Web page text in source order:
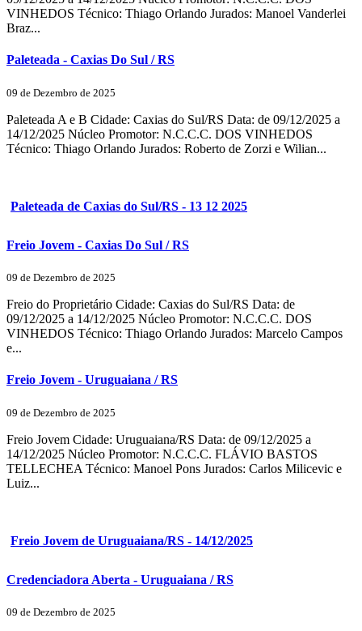
VINHEDOS Técnico: Thiago Orlando Jurados: Manoel Vanderlei
Braz...
Paleteada - Caxias Do Sul / RS
09 de Dezembro de 2025
Paleteada A e B Cidade: Caxias do Sul/RS Data: de 09/12/2025 a
14/12/2025 Núcleo Promotor: N.C.C.C. DOS VINHEDOS
Técnico: Thiago Orlando Jurados: Roberto de Zorzi e Wilian...
Paleteada de Caxias do Sul/RS - 13 12 2025
Freio Jovem - Caxias Do Sul / RS
09 de Dezembro de 2025
Freio do Proprietário Cidade: Caxias do Sul/RS Data: de
09/12/2025 a 14/12/2025 Núcleo Promotor: N.C.C.C. DOS
VINHEDOS Técnico: Thiago Orlando Jurados: Marcelo Campos
e...
Freio Jovem - Uruguaiana / RS
09 de Dezembro de 2025
Freio Jovem Cidade: Uruguaiana/RS Data: de 09/12/2025 a
14/12/2025 Núcleo Promotor: N.C.C.C. FLÁVIO BASTOS
TELLECHEA Técnico: Manoel Pons Jurados: Carlos Milicevic e
Luiz...
Freio Jovem de Uruguaiana/RS - 14/12/2025
Credenciadora Aberta - Uruguaiana / RS
09 de Dezembro de 2025